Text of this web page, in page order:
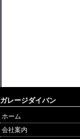
ガレージダイバン
ホーム
会社案内